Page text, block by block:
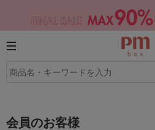
会員のお客様